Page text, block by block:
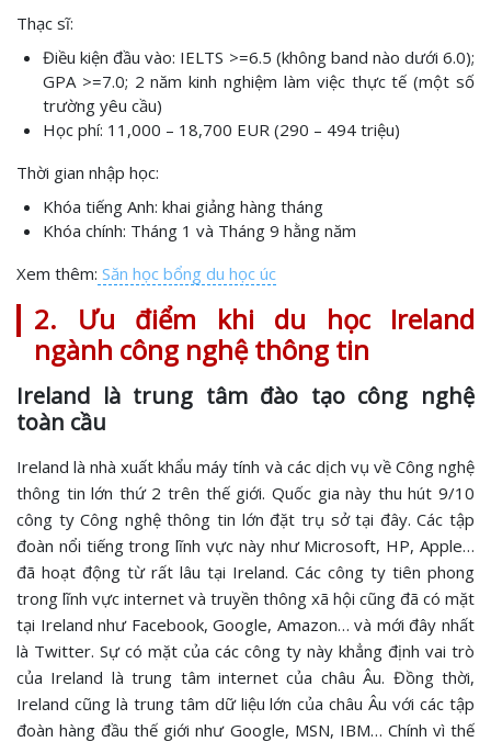
Thạc sĩ:
Điều kiện đầu vào: IELTS >=6.5 (không band nào dưới 6.0);
GPA >=7.0; 2 năm kinh nghiệm làm việc thực tế (một số
trường yêu cầu)
Học phí: 11,000 – 18,700 EUR (290 – 494 triệu)
Thời gian nhập học:
Khóa tiếng Anh: khai giảng hàng tháng
Khóa chính: Tháng 1 và Tháng 9 hằng năm
Xem thêm: Săn học bổng du học úc
2. Ưu điểm khi du học Ireland
ngành công nghệ thông tin
Ireland là trung tâm đào tạo công nghệ
toàn cầu
Ireland là nhà xuất khẩu máy tính và các dịch vụ về Công nghệ
thông tin lớn thứ 2 trên thế giới. Quốc gia này thu hút 9/10
công ty Công nghệ thông tin lớn đặt trụ sở tại đây. Các tập
đoàn nổi tiếng trong lĩnh vực này như Microsoft, HP, Apple…
đã hoạt động từ rất lâu tại Ireland. Các công ty tiên phong
trong lĩnh vực internet và truyền thông xã hội cũng đã có mặt
tại Ireland như Facebook, Google, Amazon… và mới đây nhất
là Twitter. Sự có mặt của các công ty này khẳng định vai trò
của Ireland là trung tâm internet của châu Âu. Đồng thời,
Ireland cũng là trung tâm dữ liệu lớn của châu Âu với các tập
đoàn hàng đầu thế giới như Google, MSN, IBM… Chính vì thế